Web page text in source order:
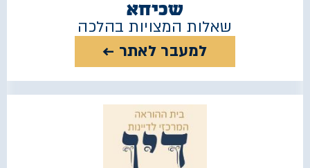
שכיחא
שאלות המצויות בהלכה
למעבר לאתר ←